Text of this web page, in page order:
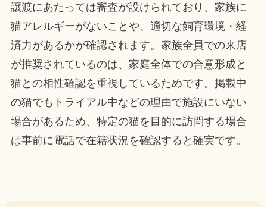
譲渡にあたっては審査が設けられており、家族に
猫アレルギーがないことや、適切な飼育環境・経
済力があるかが確認されます。家族全員での来店
が推奨されているのは、家庭全体での合意形成と
猫との相性確認を重視しているためです。掲載中
の猫でもトライアル中などの理由で施設にいない
場合があるため、特定の猫を目的に訪問する場合
は事前に電話で在籍状況を確認すると確実です。